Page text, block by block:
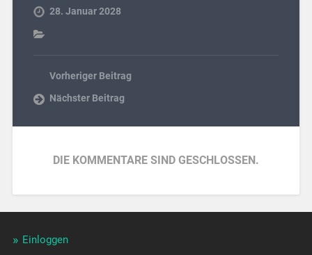
28. Januar 2028
Vorheriger Beitrag
Nächster Beitrag
DIE KOMMENTARE SIND GESCHLOSSEN.
Einloggen